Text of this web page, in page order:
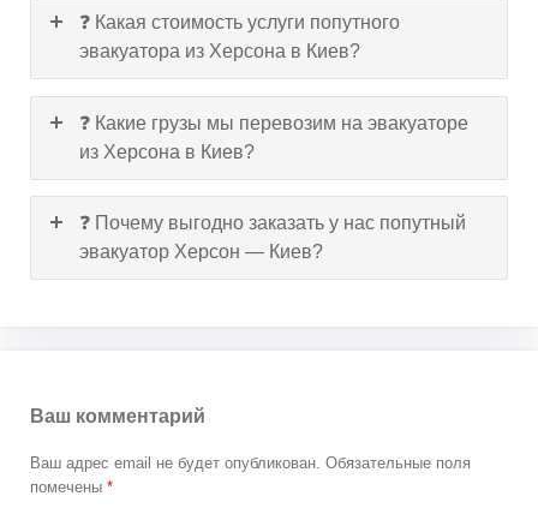
❓ Какая стоимость услуги попутного
эвакуатора из Херсона в Киев?
❓ Какие грузы мы перевозим на эвакуаторе
из Херсона в Киев?
❓ Почему выгодно заказать у нас попутный
эвакуатор Херсон — Киев?
Ваш комментарий
Ваш адрес email не будет опубликован. Обязательные поля
помечены *